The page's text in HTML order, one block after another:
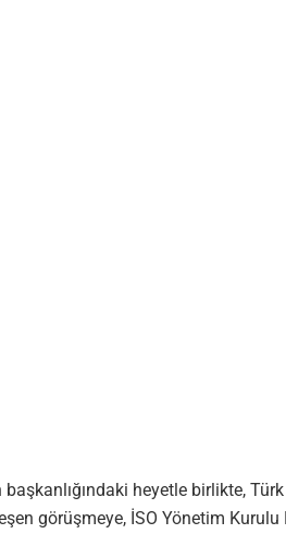
heyetle birlikte,
görüşmeye, İSO Yönetim Kurulu